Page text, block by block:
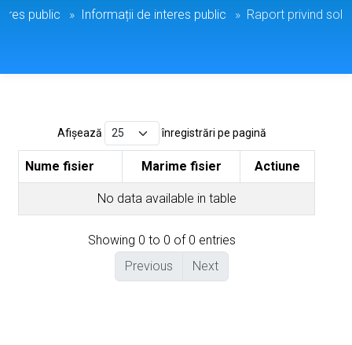
public Informații de interes public Raport privind
Afișează înregistrări pe pagină
Nume fisier Marime fisier Actiune
No data available in table
Showing 0 to 0 of 0 entries
Previous
Next